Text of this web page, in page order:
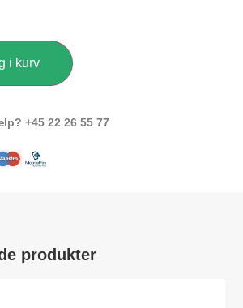
i kurv
+45 22 26 55 77
produkter